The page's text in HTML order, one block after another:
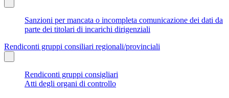
Sanzioni per mancata o incompleta comunicazione dei dati da
parte dei titolari di incarichi dirigenziali
Rendiconti gruppi consiliari regionali/provinciali
Rendiconti gruppi consigliari
Atti degli organi di controllo